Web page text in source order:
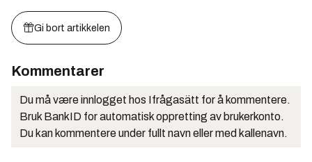
Gi bort artikkelen
Kommentarer
Du må være innlogget hos Ifrågasätt for å kommentere.
Bruk BankID for automatisk oppretting av brukerkonto.
Du kan kommentere under fullt navn eller med kallenavn.